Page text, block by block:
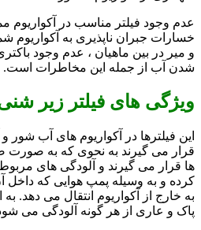
عدم وجود فیلتر مناسب در
خسارات جبران ناپذیری به آکواریوم
و میر در بین ماهیان ، عدم وجود
شدن آب از جمله این مخاطرات است.
ویژگی های فیلتر زیر
این فیلترها در آکواریوم های آب شور
قرار می گیرند به نحوی که به
ها قرار می گیرند و آلودگی های
کرده و به وسیله پمپ هوایی که داخل آن
به خارج از آکواریوم انتقال می دهد.
پاک و عاری از هر گونه آلودگی می